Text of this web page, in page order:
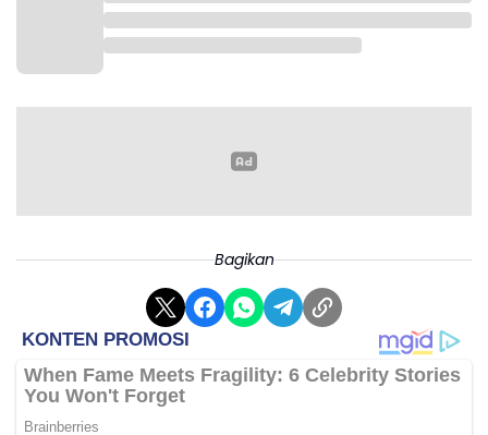
Setelah di Indramayu, sebutnya, ia berharap
penerapan ini bisa di replikasi oleh Kabupaten
Karawang kalau ada izin dari Kepala Dinas
Kabupaten maupun provinsinya, nanti di porsikam
juga bisa sampai 2.000 an hektar.
"Setelah Indramayu, kita ingin juga dilakukan di
Karawang. Sebab, ya Kabupaten ini kontributor
Bagikan